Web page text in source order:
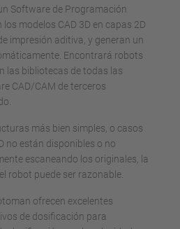
Software de Programación
modelos CAD 3D en capas 2D
impresión aditiva, y generan un
Encontrará robots
las bibliotecas de todas las
CAD/CAM de terceros
más bien simples, o casos
no están disponibles o no
escaneando los originales, la
robot puede ser razonable.
ofrecen excelentes
de dosificación para